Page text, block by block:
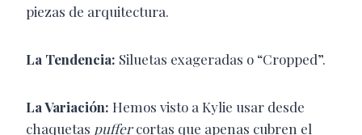
piezas de arquitectura.
La Tendencia: Siluetas exageradas o “Cropped”.
La Variación: Hemos visto a Kylie usar desde
chaquetas puffercortas que apenas cubren el